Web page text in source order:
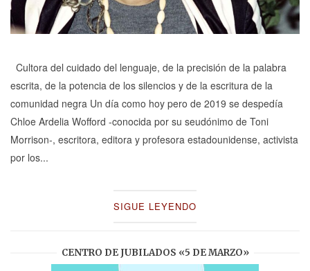
Cultora del cuidado del lenguaje, de la precisión de la palabra
escrita, de la potencia de los silencios y de la escritura de la
comunidad negra Un día como hoy pero de 2019 se despedía
Chloe Ardelia Wofford -conocida por su seudónimo de Toni
Morrison-, escritora, editora y profesora estadounidense, activista
por los...
SIGUE LEYENDO
CENTRO DE JUBILADOS «5 DE MARZO»